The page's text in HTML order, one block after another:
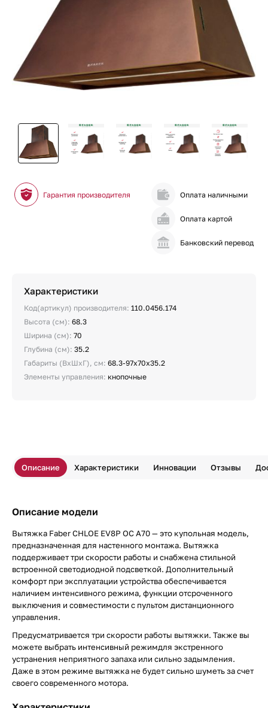
Гарантия производителя Оплата наличными
Оплата картой
Банковский перевод
Характеристики
Код(артикул) производителя: 110.0456.174
Высота (см): 68.3
Ширина (см): 70
Глубина (см): 35.2
Габариты (ВхШхГ), см: 68.3-97х70х35.2
Элементы управления: кнопочные
Описание Характеристики Инновации Отзывы
Описание модели
Вытяжка Faber CHLOE EV8P OC A70 — это купольная модель,
предназначенная для настенного монтажа. Вытяжка
поддерживает три скорости работы и снабжена стильной
встроенной светодиодной подсветкой. Дополнительный
комфорт при эксплуатации устройства обеспечивается
наличием интенсивного режима, функции отсроченного
выключения и совместимости с пультом дистанционного
управления.
Предусматривается три скорости работы вытяжки. Также вы
можете выбрать интенсивный режимдля экстренного
устранения неприятного запаха или сильно задымления.
Даже в этом режиме вытяжка не будет сильно шуметь за счет
своего современного мотора.